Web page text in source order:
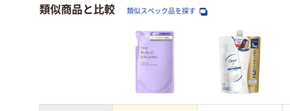
類似商品と比較 類似スペック品を探す